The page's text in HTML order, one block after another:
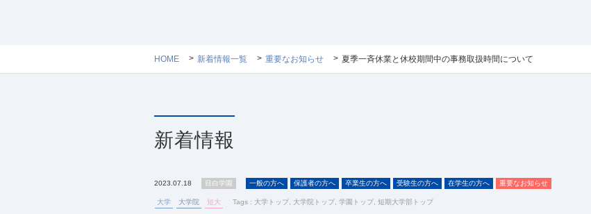
HOME 新着情報一覧 重要なお知らせ 夏季一斉休業と休校期間中の事務取扱時間について
新着情報
2023.07.18 目白学園 一般の方へ 保護者の方へ 卒業生の方へ 受験生の方へ 在学生の方へ 重要なお知らせ
大学 大学院 短大 Tags : 大学トップ 大学院トップ 学園トップ 短期大学部トップ